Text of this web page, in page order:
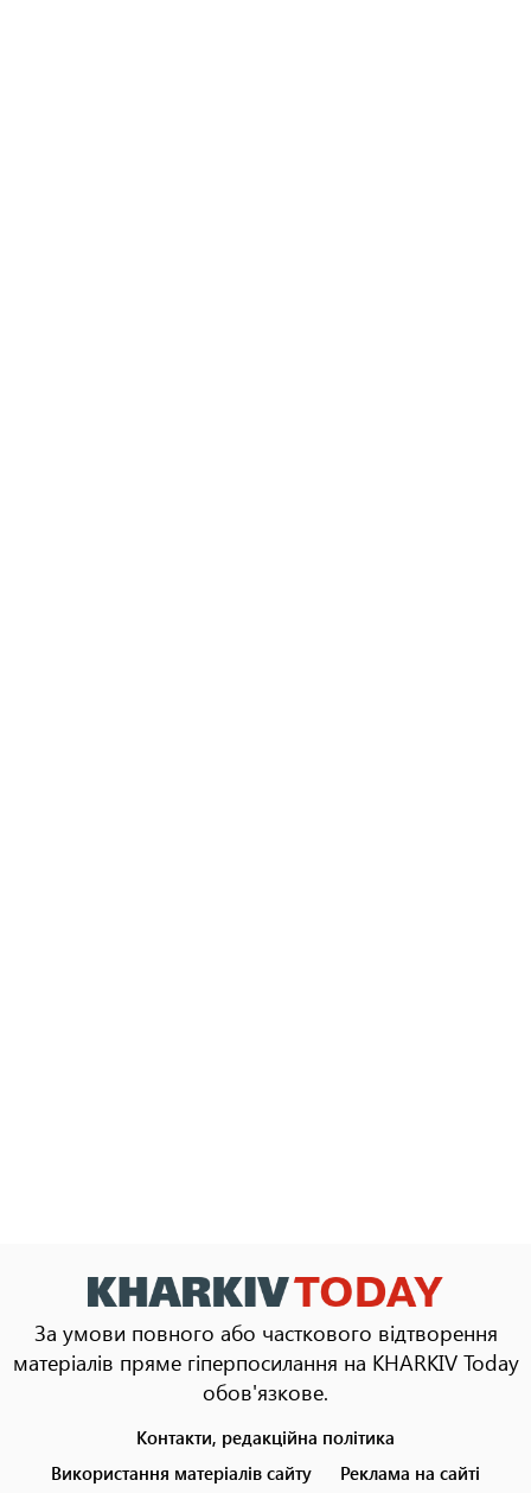
За умови повного або часткового відтворення
матеріалів пряме гіперпосилання на KHARKIV Today
обов'язкове.
menu
Контакти, редакційна політика
Використання матеріалів сайту
Реклама на сайті